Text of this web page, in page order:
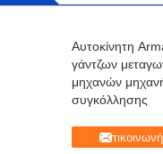
Αυτοκίνητη
γάντζων
μηχανών
συγκόλλησης